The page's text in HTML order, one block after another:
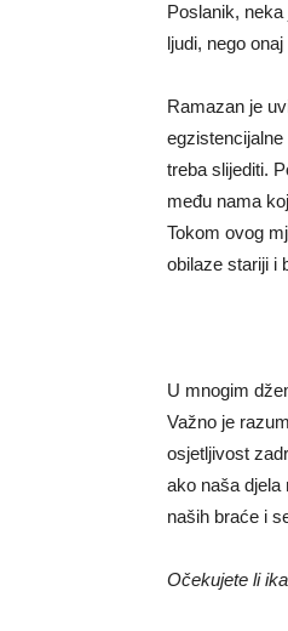
Poslanik,
ljudi, nego
Ramazan je
treba slijediti.
među nama
Tokom ovog
obilaze stariji i
U mnogim
Važno je
osjetljivost
ako naša djela
naših braće i
Očekujete li